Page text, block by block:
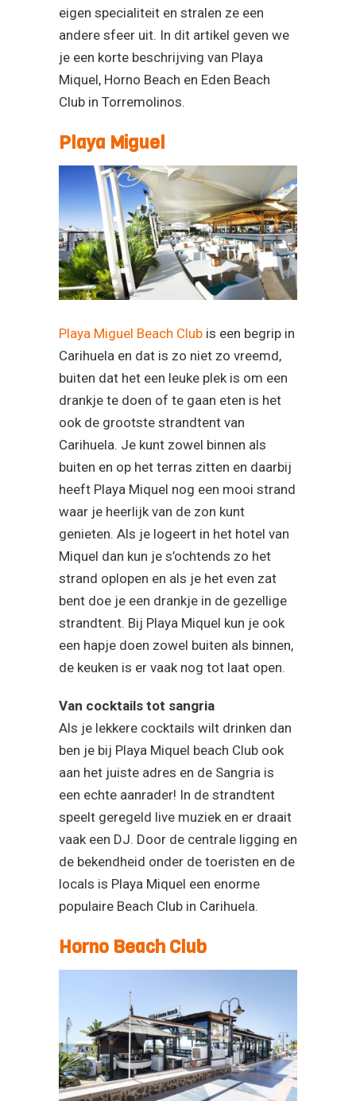
eigen specialiteit en stralen ze een
andere sfeer uit. In dit artikel geven we
je een korte beschrijving van Playa
Miquel, Horno Beach en Eden Beach
Club in Torremolinos.
Playa Miguel
Playa Miguel Beach Club is een begrip in
Carihuela en dat is zo niet zo vreemd,
buiten dat het een leuke plek is om een
drankje te doen of te gaan eten is het
ook de grootste strandtent van
Carihuela. Je kunt zowel binnen als
buiten en op het terras zitten en daarbij
heeft Playa Miquel nog een mooi strand
waar je heerlijk van de zon kunt
genieten. Als je logeert in het hotel van
Miquel dan kun je s’ochtends zo het
strand oplopen en als je het even zat
bent doe je een drankje in de gezellige
strandtent. Bij Playa Miquel kun je ook
een hapje doen zowel buiten als binnen,
de keuken is er vaak nog tot laat open.
Van cocktails tot sangria
Als je lekkere cocktails wilt drinken dan
ben je bij Playa Miquel beach Club ook
aan het juiste adres en de Sangria is
een echte aanrader! In de strandtent
speelt geregeld live muziek en er draait
vaak een DJ. Door de centrale ligging en
de bekendheid onder de toeristen en de
locals is Playa Miquel een enorme
populaire Beach Club in Carihuela.
Horno Beach Club